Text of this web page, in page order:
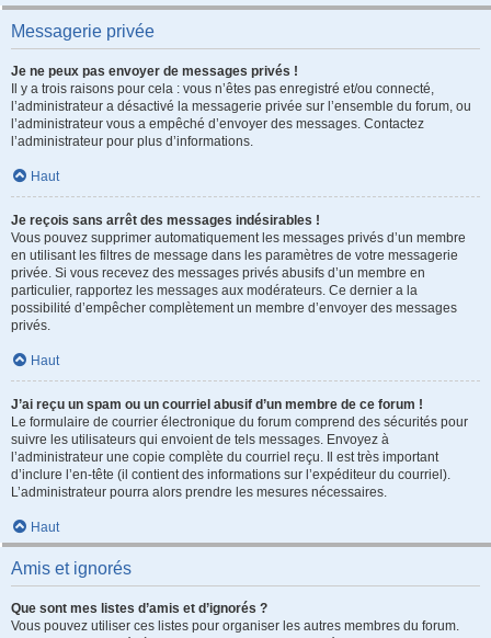
Messagerie privée
Je ne peux pas envoyer de messages privés !
Il y a trois raisons pour cela : vous n’êtes pas enregistré et/ou connecté,
l’administrateur a désactivé la messagerie privée sur l’ensemble du forum, ou
l’administrateur vous a empêché d’envoyer des messages. Contactez
l’administrateur pour plus d’informations.
Haut
Je reçois sans arrêt des messages indésirables !
Vous pouvez supprimer automatiquement les messages privés d’un membre
en utilisant les filtres de message dans les paramètres de votre messagerie
privée. Si vous recevez des messages privés abusifs d’un membre en
particulier, rapportez les messages aux modérateurs. Ce dernier a la
possibilité d’empêcher complètement un membre d’envoyer des messages
privés.
Haut
J’ai reçu un spam ou un courriel abusif d’un membre de ce forum !
Le formulaire de courrier électronique du forum comprend des sécurités pour
suivre les utilisateurs qui envoient de tels messages. Envoyez à
l’administrateur une copie complète du courriel reçu. Il est très important
d’inclure l’en-tête (il contient des informations sur l’expéditeur du courriel).
L’administrateur pourra alors prendre les mesures nécessaires.
Haut
Amis et ignorés
Que sont mes listes d’amis et d’ignorés ?
Vous pouvez utiliser ces listes pour organiser les autres membres du forum.